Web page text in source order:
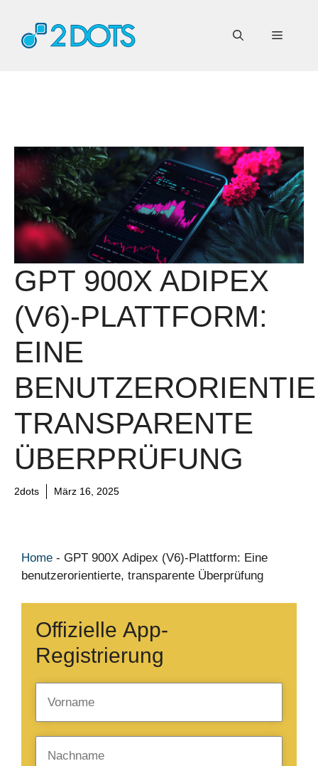
springen
Menü
GPT 900X ADIPEX
(V6)-PLATTFORM:
EINE
TRANSPARENTE
ÜBERPRÜFUNG
2dots März 16, 2025
Home - GPT 900X Adipex (V6)-Plattform: Eine
benutzerorientierte, transparente Überprüfung
Offizielle App-
Registrierung